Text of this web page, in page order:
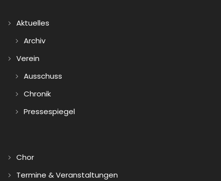
Aktuelles
Archiv
Verein
Ausschuss
Chronik
Pressespiegel
Chor
Termine & Veranstaltungen